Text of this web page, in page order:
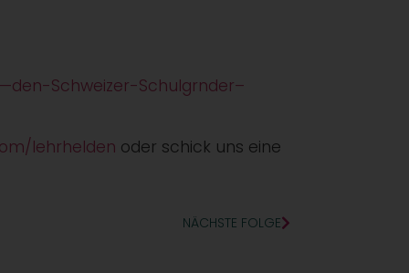
Schweizer-Schulgrnder–
lehrhelden oder schick uns eine
NÄCHSTE FOLGE